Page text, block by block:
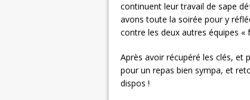
continuent leur travail de sape
avons toute la soirée pour y
contre les deux autres équipes «
Après avoir récupéré les clés, et
pour un repas bien sympa, et
dispos !